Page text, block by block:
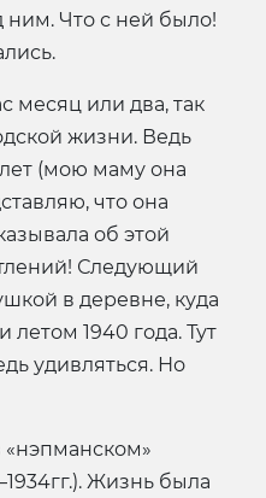
ним. Что с ней было!
месяц или два, так
жизни. Ведь
(мою маму она
что она
об этой
Следующий
в деревне, куда
1940 года. Тут
удивляться. Но
Жизнь была